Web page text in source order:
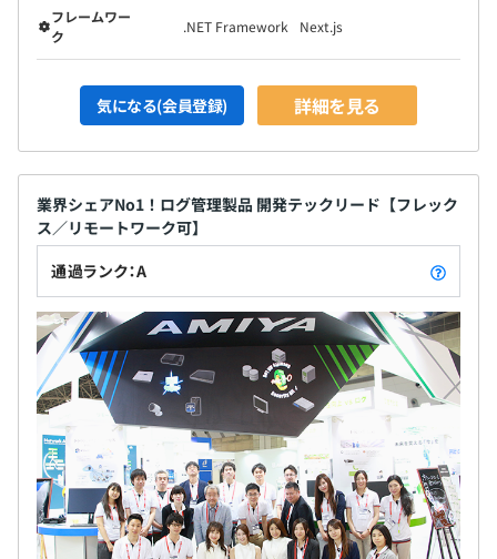
フレームワー
ク
.NET Framework Next.js
気になる(会員登録) 詳細を見る
業界シェアNo1！ログ管理製品 開発テックリード【フレック
ス／リモートワーク可】
通過ランク：A